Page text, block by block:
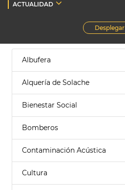
ACTUALIDAD
Desplegar
Albufera
Alquería de Solache
Bienestar Social
Bomberos
Contaminación Acústica
Cultura